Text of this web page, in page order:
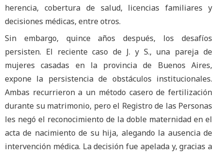
herencia, cobertura de salud, licencias familiares y
decisiones médicas, entre otros.
Sin embargo, quince años después, los desafíos
persisten. El reciente caso de J. y S., una pareja de
mujeres casadas en la provincia de Buenos Aires,
expone la persistencia de obstáculos institucionales.
Ambas recurrieron a un método casero de fertilización
durante su matrimonio, pero el Registro de las Personas
les negó el reconocimiento de la doble maternidad en el
acta de nacimiento de su hija, alegando la ausencia de
intervención médica. La decisión fue apelada y, gracias a